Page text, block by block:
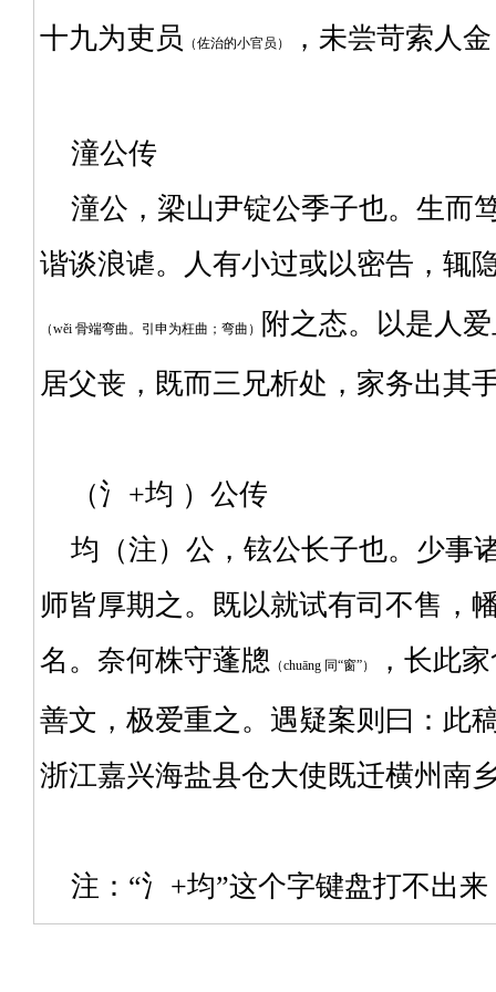
十九为吏员 （佐治的小官员） ，未尝苛索人
潼公传
潼公，梁山尹锭公季子也。生而
谐谈浪谑。人有小过或以密告，辄
（wěi 骨端弯曲。引申为枉曲；弯曲）
附之态。以是人
居父丧，既而三兄析处，家务出其
（氵+均 ）公传
均（注）公，铉公长子也。少事
师皆厚期之。既以就试有司不售，
名。奈何株守蓬牕 （chuāng 同“窗”）
，长此
善文，极爱重之。遇疑案则曰：此
浙江嘉兴海盐县仓大使既迁横州南
注：“氵+均”这个字键盘打不出来